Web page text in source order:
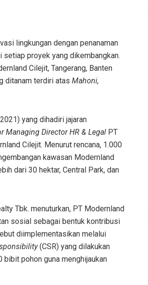
lingkungan dengan penanaman
proyek yang dikembangkan.
Cilejit, Tangerang, Banten
ditanam terdiri atas Mahoni,
yang dihadiri jajaran
Managing Director HR & Legal PT
Cilejit. Menurut rencana, 1.000
kawasan Modernland
dari 30 hektar, Central Park, dan
Tbk. menuturkan, PT Modernland
sosial sebagai bentuk kontribusi
diimplementasikan melalui
(CSR) yang dilakukan
bibit pohon guna menghijaukan